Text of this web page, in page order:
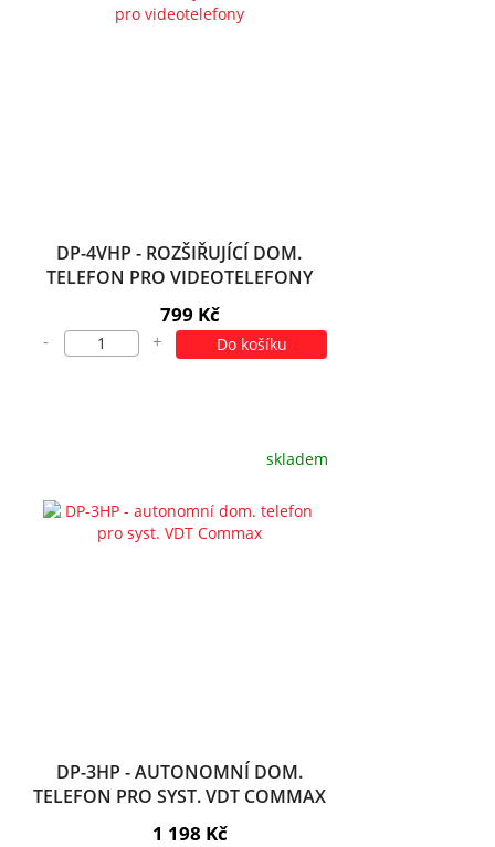
DP-4VHP - ROZŠIŘUJÍCÍ DOM.
TELEFON PRO VIDEOTELEFONY
799 Kč
- + Do košíku
skladem
DP-3HP - AUTONOMNÍ DOM.
TELEFON PRO SYST. VDT COMMAX
1 198 Kč